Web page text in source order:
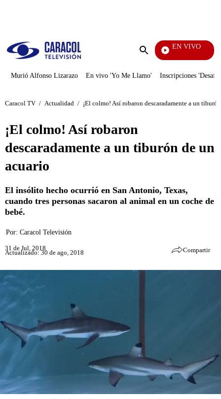
Enviar
EN VIVO
Yo
Murió Alfonso Lizarazo En vivo 'Yo Me Llamo' Inscripciones
Caracol TV / Actualidad / ¡El colmo! Así robaron descaradamente a un
¡El colmo! Así robaron
descaradamente a un tiburón de un
acuario
El insólito hecho ocurrió en San Antonio, Texas,
cuando tres personas sacaron al animal en un coche de
bebé.
Por: Caracol Televisión
31 de Jul, 2018
Actualizado: 30 de ago, 2018 Compartir